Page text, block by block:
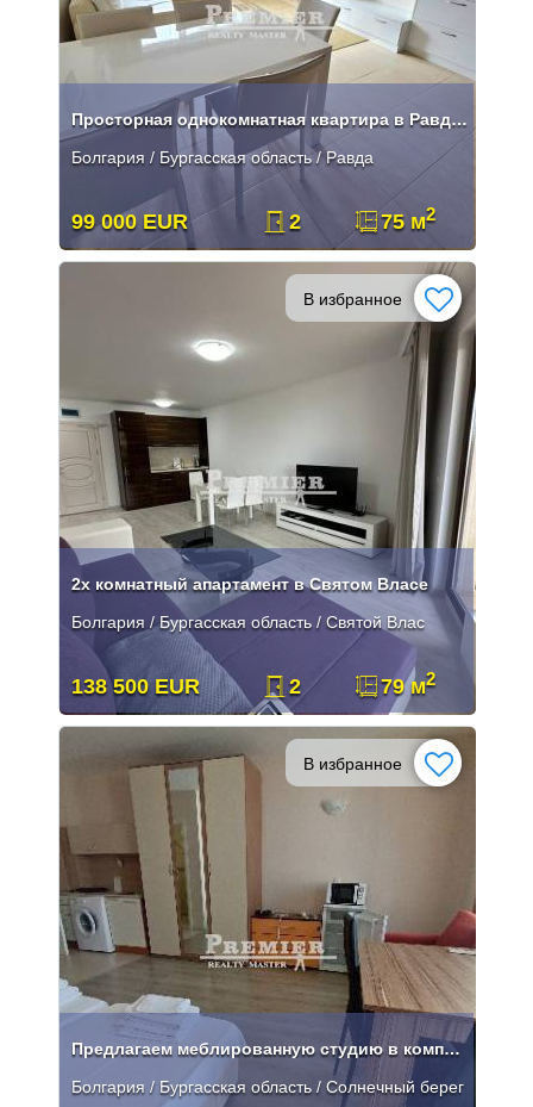
Просторная однокомнатная квартира в Равде с низкой таксой
Болгария / Бургасская область / Равда
99 000 EUR 2 75 м2
В избранное
2х комнатный апартамент в Святом Власе
Болгария / Бургасская область / Святой Влас
138 500 EUR 2 79 м2
В избранное
Предлагаем меблированную студию в комплексе р-н Какао
Болгария / Бургасская область / Солнечный берег